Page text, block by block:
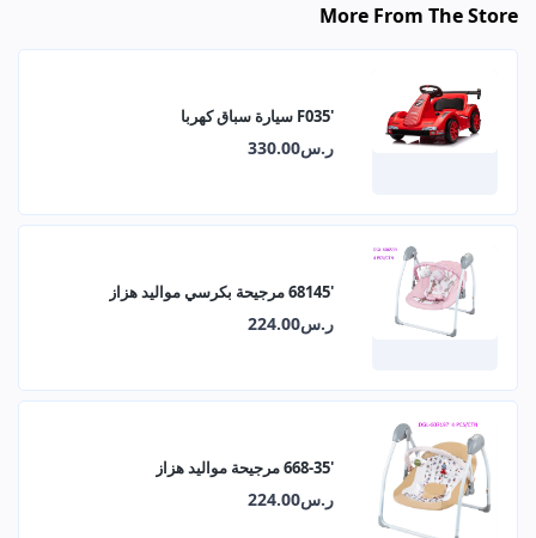
More From The Store
'F035 سيارة سباق كهربا
ر.س330.00
'68145 مرجيحة بكرسي مواليد هزاز
ر.س224.00
'668-35 مرجيحة مواليد هزاز
ر.س224.00